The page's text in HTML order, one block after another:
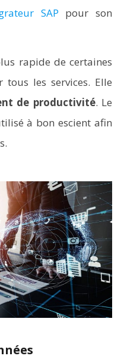
SAP pour son
rapide de certaines
les services. Elle
de productivité. Le
à bon escient afin